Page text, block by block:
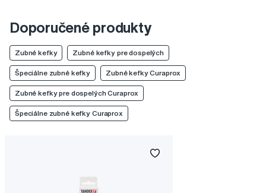
Doporučené produkty
Zubné kefky Zubné kefky pre dospelých
Špeciálne zubné kefky Zubné kefky Curaprox
Zubné kefky pre dospelých Curaprox
Špeciálne zubné kefky Curaprox